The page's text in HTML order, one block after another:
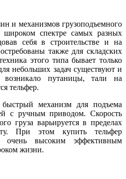
и механизмов грузоподъемного
широком спектре самых разных
себя в строительстве и на
также для складских
этого типа бывает только
небольших задач существуют и
путаницы, тали на
тельфер.
механизм для подъема
с ручным приводом. Скорость
груза варьируется в пределах
При этом купить тельфер
очень высоким эффективным
жизни.